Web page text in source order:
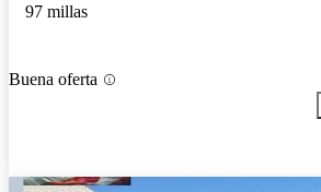
97 millas
Buena oferta